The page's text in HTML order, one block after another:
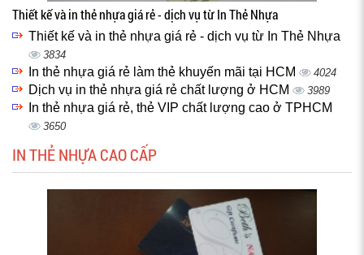
Thiết kế và in thẻ nhựa giá rẻ - dịch vụ từ In Thẻ Nhựa
Thiết kế và in thẻ nhựa giá rẻ - dịch vụ từ In Thẻ Nhựa
3834
In thẻ nhựa giá rẻ làm thẻ khuyến mãi tại HCM 4024
Dịch vụ in thẻ nhựa giá rẻ chất lượng ở HCM 3989
In thẻ nhựa giá rẻ, thẻ VIP chất lượng cao ở TPHCM
3650
IN THẺ NHỰA CAO CẤP